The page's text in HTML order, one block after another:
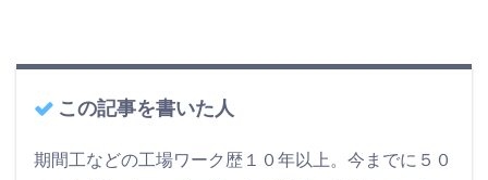
この記事を書いた人
期間工などの工場ワーク歴１０年以上。今までに５０